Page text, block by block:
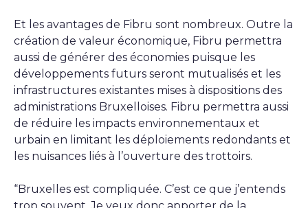
Et les avantages de Fibru sont nombreux. Outre la
création de valeur économique, Fibru permettra
aussi de générer des économies puisque les
développements futurs seront mutualisés et les
infrastructures existantes mises à dispositions des
administrations Bruxelloises. Fibru permettra aussi
de réduire les impacts environnementaux et
urbain en limitant les déploiements redondants et
les nuisances liés à l’ouverture des trottoirs.
“Bruxelles est compliquée. C’est ce que j’entends